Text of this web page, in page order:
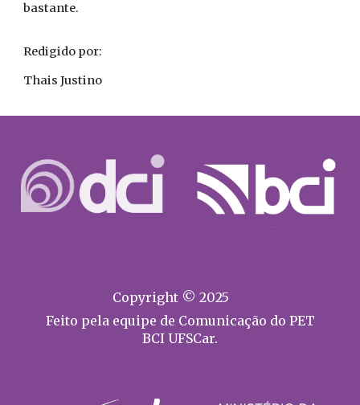
bastante.
Redigido por:
Thais Justino
Copyright © 2025
Feito pela equipe de Comunicação do PET
BCI UFSCar.